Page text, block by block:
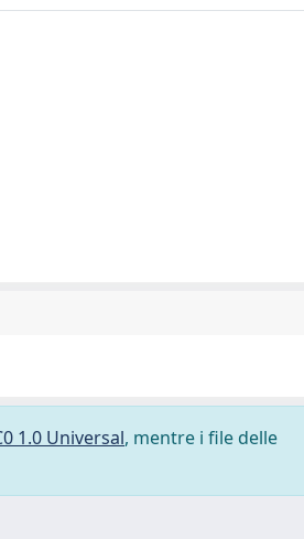
1.0 Universal, mentre i file delle